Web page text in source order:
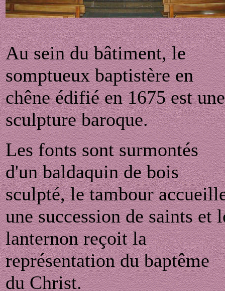
Au sein du bâtiment, le
somptueux baptistère en
chêne édifié en 1675 est une
sculpture baroque.
Les fonts sont surmontés
d'un baldaquin de bois
sculpté, le tambour
une succession de saints et
lanternon reçoit la
représentation du baptême
du Christ.